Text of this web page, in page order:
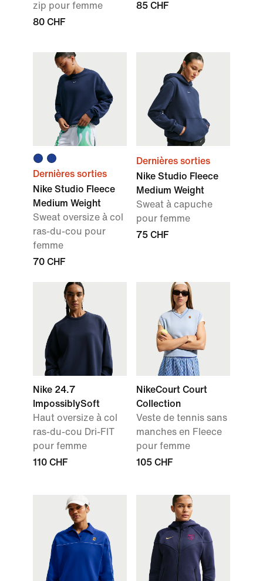
zip pour femme
80 CHF
85 CHF
Dernières sorties
Nike Studio Fleece
Medium Weight
Sweat oversize à col
ras-du-cou pour
femme
70 CHF
Dernières sorties
Nike Studio Fleece
Medium Weight
Sweat à capuche
pour femme
75 CHF
Nike 24.7
ImpossiblySoft
Haut oversize à col
ras-du-cou Dri-FIT
pour femme
110 CHF
NikeCourt Court
Collection
Veste de tennis sans
manches en Fleece
pour femme
105 CHF